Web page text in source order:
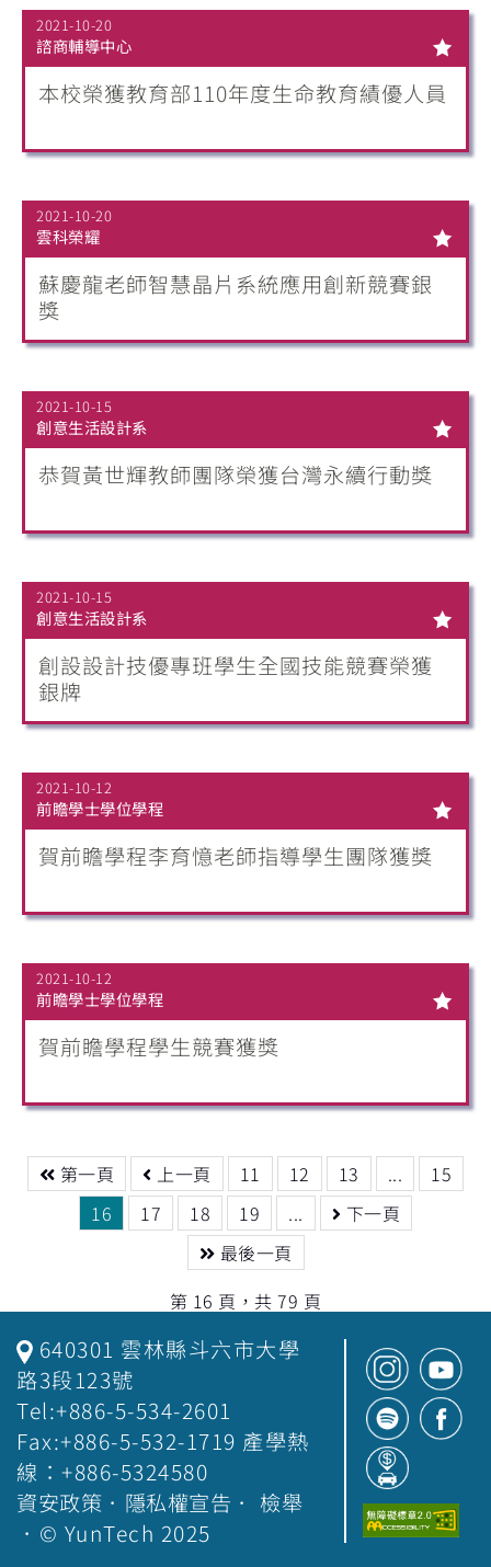
2021-10-20
諮商輔導中心
本校榮獲教育部110年度生命教育績優人員
2021-10-20
雲科榮耀
蘇慶龍老師智慧晶片系統應用創新競賽銀
獎
2021-10-15
創意生活設計系
恭賀黃世輝教師團隊榮獲台灣永續行動獎
2021-10-15
創意生活設計系
創設設計技優專班學生全國技能競賽榮獲
銀牌
2021-10-12
前瞻學士學位學程
賀前瞻學程李育憶老師指導學生團隊獲獎
2021-10-12
前瞻學士學位學程
賀前瞻學程學生競賽獲獎
第一頁 上一頁 11 12 13 ...
15
16
17 18 19 ...
下一頁
最後一頁
第 16 頁，共 79 頁
640301 雲林縣斗六市大學
路3段123號
Tel:+886-5-534-2601
Fax:+886-5-532-1719 產學熱
線：+886-5324580
資安政策 ． 隱私權宣告 ． 檢舉
．© YunTech 2025